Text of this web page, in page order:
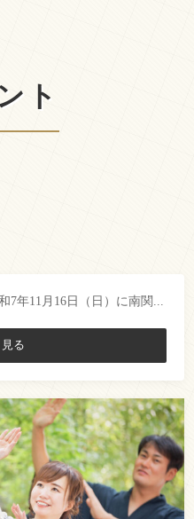
ト
7年11月16日（日）に南関...
る